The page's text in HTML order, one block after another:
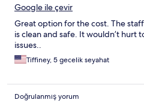
Google ile çevir
Great option for the cost. The
is clean and safe. It wouldn’t hurt
issues..
Tiffiney, 5 gecelik seyahat
Doğrulanmış yorum